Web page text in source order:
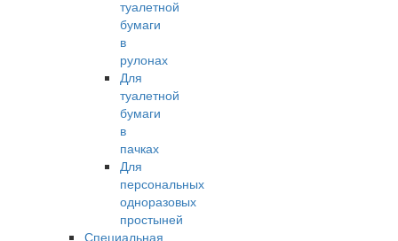
туалетной
бумаги
в
рулонах
Для
туалетной
бумаги
в
пачках
Для
персональных
одноразовых
простыней
Специальная